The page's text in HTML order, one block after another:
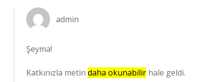
admin
Şeyma!
Katkınızla metin daha okunabilir hale geldi.